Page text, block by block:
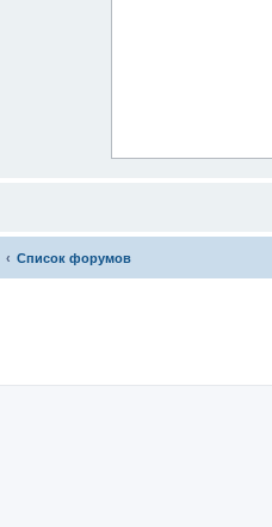
Список форумов